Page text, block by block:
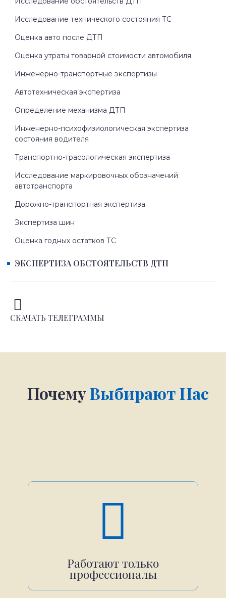
Исследование технического состояния ТС
Оценка авто после ДТП
Оценка утраты товарной стоимости автомобиля
Инженерно-транспортные экспертизы
Автотехническая экспертиза
Определение механизма ДТП
Инженерно-психофизиологическая экспертиза
состояния водителя
Транспортно-трасологическая экспертиза
Исследование маркировочных обозначений
автотранспорта
Дорожно-транспортная экспертиза
Экспертиза шин
Оценка годных остатков ТС
ЭКСПЕРТИЗА ОБСТОЯТЕЛЬСТВ ДТП
СКАЧАТЬ ТЕЛЕГРАММЫ
ПочемуВыбирают Нас
Работают только
профессионалы